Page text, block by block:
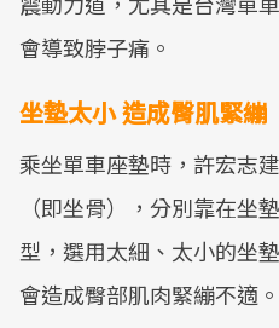
會導致脖子痛。
坐墊太小 造成臀肌緊繃
乘坐單車座墊時，許宏志
（即坐骨），分別靠在坐
型，選用太細、太小的坐
會造成臀部肌肉緊繃不適。